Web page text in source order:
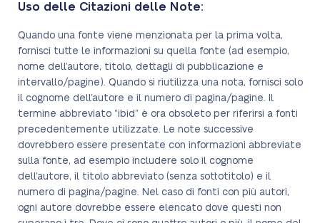
Uso delle Citazioni delle Note:
Quando una fonte viene menzionata per la prima volta,
fornisci tutte le informazioni su quella fonte (ad esempio,
nome dell’autore, titolo, dettagli di pubblicazione e
intervallo/pagine). Quando si riutilizza una nota, fornisci solo
il cognome dell’autore e il numero di pagina/pagine. Il
termine abbreviato “ibid” è ora obsoleto per riferirsi a fonti
precedentemente utilizzate. Le note successive
dovrebbero essere presentate con informazioni abbreviate
sulla fonte, ad esempio includere solo il cognome
dell’autore, il titolo abbreviato (senza sottotitolo) e il
numero di pagina/pagine. Nel caso di fonti con più autori,
ogni autore dovrebbe essere elencato dove questi non